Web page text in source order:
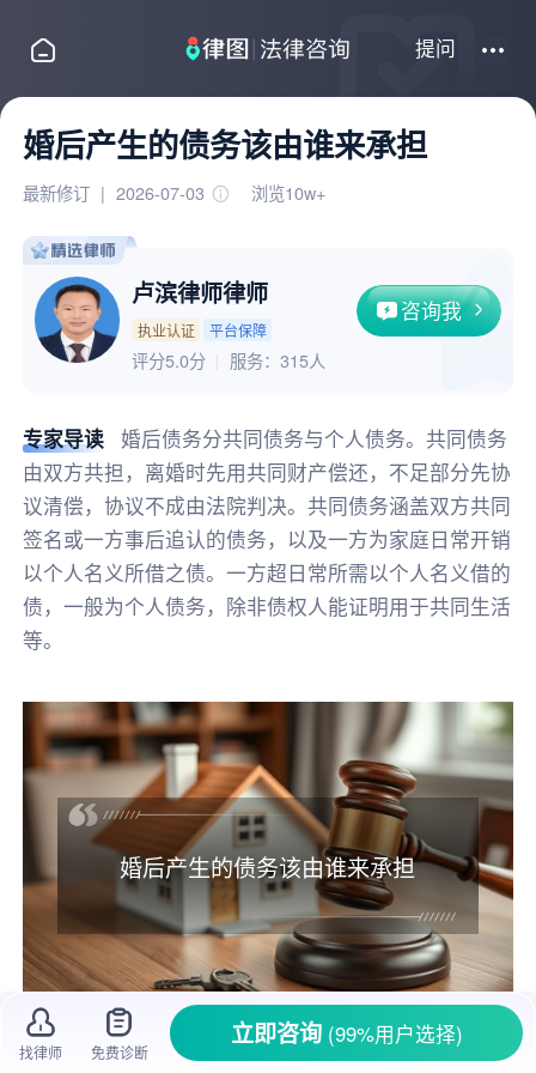
提问
婚后产生的债务该由谁来承担
最新修订 | 2026-07-03 浏览10w+
卢滨律师律师
执业认证 平台保障
咨询我
评分5.0分 服务： 315人
专家导读
婚后债务分共同债务与个人债务。共同债务
由双方共担，离婚时先用共同财产偿还，不足部分先协
议清偿，协议不成由法院判决。共同债务涵盖双方共同
签名或一方事后追认的债务，以及一方为家庭日常开销
以个人名义所借之债。一方超日常所需以个人名义借的
债，一般为个人债务，除非债权人能证明用于共同生活
等。
婚后产生的债务该由谁来承担
找律师 免费诊断
立即咨询 (99%用户选择)